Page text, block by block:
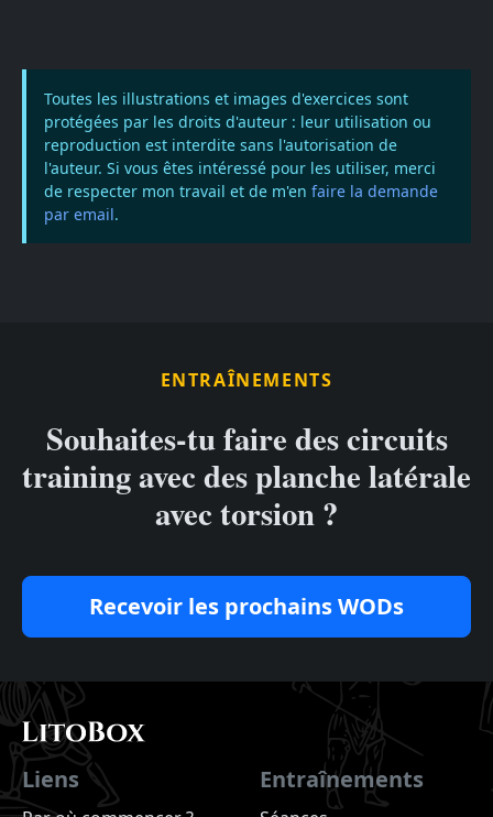
Toutes les illustrations et images d'exercices sont
protégées par les droits d'auteur : leur utilisation ou
reproduction est interdite sans l'autorisation de
l'auteur. Si vous êtes intéressé pour les utiliser, merci
de respecter mon travail et de m'en faire la demande
par email.
ENTRAÎNEMENTS
Souhaites-tu faire des circuits
training avec des planche latérale
avec torsion ?
Recevoir les prochains WODs
Liens Entraînements